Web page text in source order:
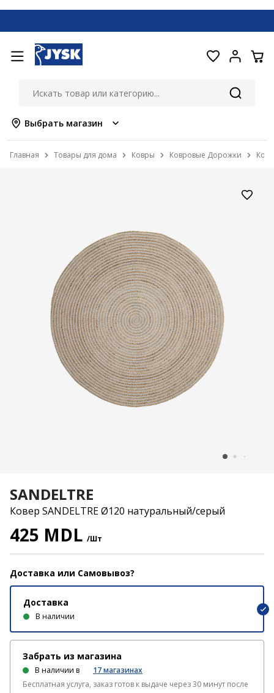
Выбрать магазин
Главная Товары для дома Ковры Ковровые Дорожки
SANDELTRE
Ковер SANDELTRE Ø120 натуральный/серый
425 MDL /Шт
Доставка или Самовывоз?
Доставка
В наличии
Забрать из магазина
В наличии в 17магазинах
Бесплатная услуга, заказ готов к выдаче через 30 минут после